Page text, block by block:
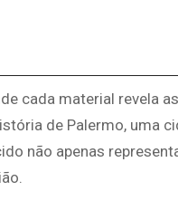
cada material revela
de Palermo, uma
não apenas